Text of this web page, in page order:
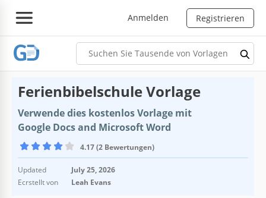
Anmelden Registrieren
Ferienbibelschule Vorlage
Verwende dies kostenlos Vorlage mit
Google Docs and Microsoft Word
4.17 (2 Bewertungen)
Updated
July 25, 2026
Ecrstellt von
Leah Evans